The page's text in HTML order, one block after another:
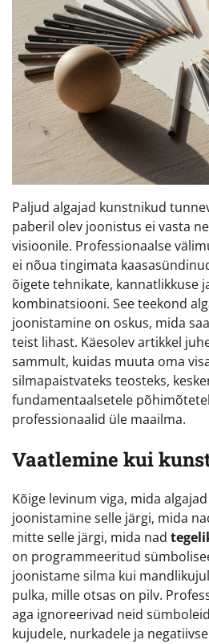
Paljud algajad kunstnikud
paberil olev joonistus ei vasta
visioonile. Professionaalse
ei nõua tingimata
õigete tehnikate, kannatlikkuse
kombinatsiooni. See teekond
joonistamine on oskus, mida
teist lihast. Käesolev artikkel
sammult, kuidas muuta oma
silmapaistvateks teosteks,
fundamentaalsetele
professionaalid üle maailma.
Vaatlemine kui
Kõige levinum viga, mida
joonistamine selle järgi, mida
mitte selle järgi, mida nad
on programmeeritud
joonistame silma kui
pulka, mille otsas on pilv.
aga ignoreerivad neid
kujudele, nurkadele ja